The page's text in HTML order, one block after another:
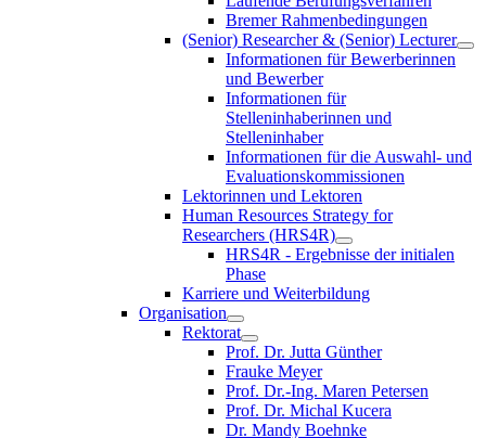
Bremer Rahmenbedingungen
(Senior) Researcher & (Senior) Lecturer
Informationen für Bewerberinnen
und Bewerber
Informationen für
Stelleninhaberinnen und
Stelleninhaber
Informationen für die Auswahl- und
Evaluationskommissionen
Lektorinnen und Lektoren
Human Resources Strategy for
Researchers (HRS4R)
HRS4R - Ergebnisse der initialen
Phase
Karriere und Weiterbildung
Organisation
Rektorat
Prof. Dr. Jutta Günther
Frauke Meyer
Prof. Dr.-Ing. Maren Petersen
Prof. Dr. Michal Kucera
Dr. Mandy Boehnke